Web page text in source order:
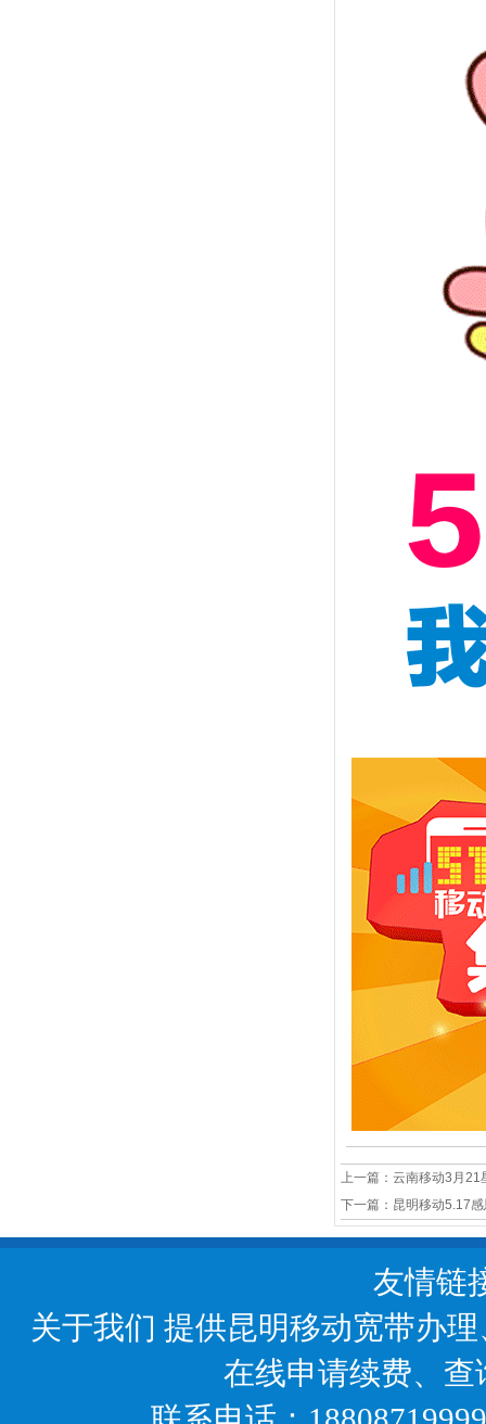
上一篇： 云南移动3月21
下一篇： 昆明移动5.17
友情链
关于我们 提供昆明移动宽带办
在线申请续费、